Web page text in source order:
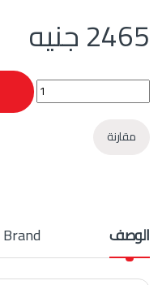
2465جنيه
باكوليس 6 بوصة ديجيتال HARDEN موديل 580821 quantity
مقارنة
الوصف Brand